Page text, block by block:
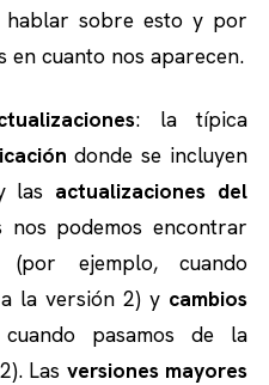
hablar sobre esto y por
en cuanto nos aparecen.
: la típica
donde se incluyen
las actualizaciones del
nos podemos encontrar
ejemplo, cuando
la versión 2) y cambios
pasamos de la
Las versiones mayores